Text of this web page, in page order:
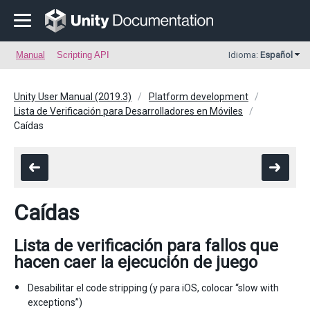
Manual Scripting API Idioma: Español
Unity User Manual (2019.3)
Platform development
Lista de Verificación para Desarrolladores en Móviles
Caídas
Caídas
Lista de verificación para fallos que
hacen caer la ejecución de juego
Desabilitar el code stripping (y para iOS, colocar “slow with
exceptions”)